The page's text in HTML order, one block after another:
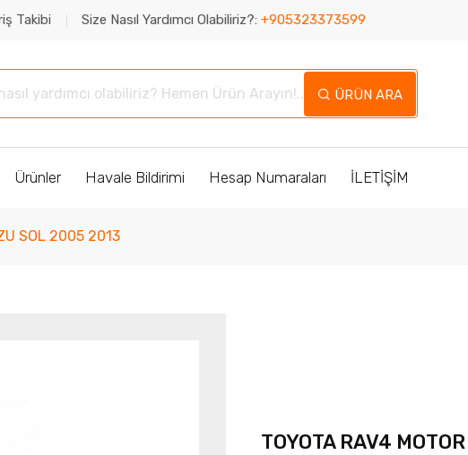
Takibi Size Nasıl Yardımcı Olabiliriz?: +905323373599
ÜRÜN ARA
Ürünler Havale Bildirimi Hesap Numaraları İLETİŞİM
SOL 2005 2013
TOYOTA RAV4